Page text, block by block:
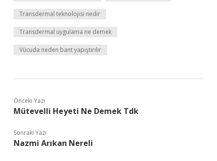
Transdermal teknolojisi nedir
Transdermal uygulama ne demek
Vücuda neden bant yapıştırılır
Önceki Yazı
Mütevelli Heyeti Ne Demek Tdk
Sonraki Yazı
Nazmi Arıkan Nereli